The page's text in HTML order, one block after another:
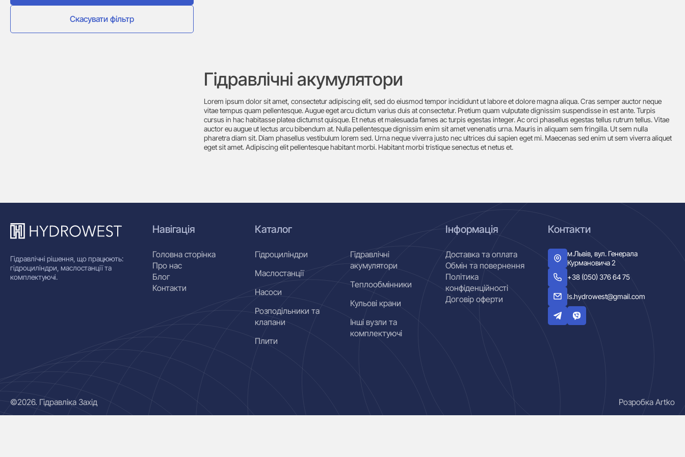
Скасувати фільтр
Гідравлічні акумулятори
Lorem ipsum dolor sit amet, consectetur adipiscing elit, sed do eiusmod tempor incididunt ut labore et dolore magna aliqua. Cras semper auctor neque
vitae tempus quam pellentesque. Augue eget arcu dictum varius duis at consectetur. Pretium quam vulputate dignissim suspendisse in est ante. Turpis
cursus in hac habitasse platea dictumst quisque. Et netus et malesuada fames ac turpis egestas integer. Ac orci phasellus egestas tellus rutrum tellus. Vitae
auctor eu augue ut lectus arcu bibendum at. Nulla pellentesque dignissim enim sit amet venenatis urna. Mauris in aliquam sem fringilla. Ut sem nulla
pharetra diam sit. Diam phasellus vestibulum lorem sed. Urna neque viverra justo nec ultrices dui sapien eget mi. Maecenas sed enim ut sem viverra aliquet
eget sit amet. Adipiscing elit pellentesque habitant morbi. Habitant morbi tristique senectus et netus et.
Гідравлічні рішення, що працюють:
гідроциліндри, маслостанції та
комплектуючі.
Навігація
Головна сторінка
Про нас
Блог
Контакти
Каталог
Гідроциліндри
Маслостанції
Насоси
Розподільники та
клапани
Плити
Гідравлічні
акумулятори
Теплообмінники
Кульові крани
Інші вузли та
комплектуючі
Інформація
Доставка та оплата
Обмін та повернення
Політика
конфіденційності
Договір оферти
Контакти
м.Львів, вул. Генерала
Курмановича 2
+38 (050) 376 64 75
ls.hydrowest@gmail.com
©2026. Гідравліка Захід Розробка Artko